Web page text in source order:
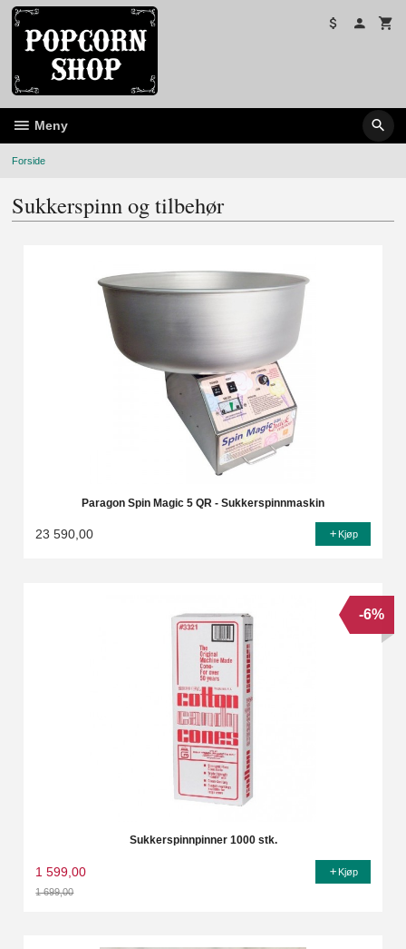
Gå
innholdet
Meny
Forside
Sukkerspinn og tilbehør
Paragon Spin Magic 5 QR - Sukkerspinnmaskin
23 590,00 Kjøp
Sukkerspinnpinner 1000 stk.
1 599,00
1 699,00
-6%
Kjøp